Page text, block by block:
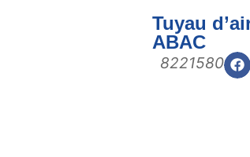
Tuyau
ABAC
8221580